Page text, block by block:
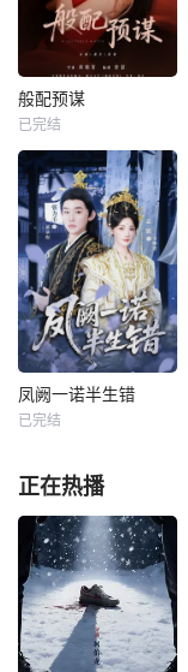
般配预谋
已完结
凤阙一诺半生错
已完结
正在热播